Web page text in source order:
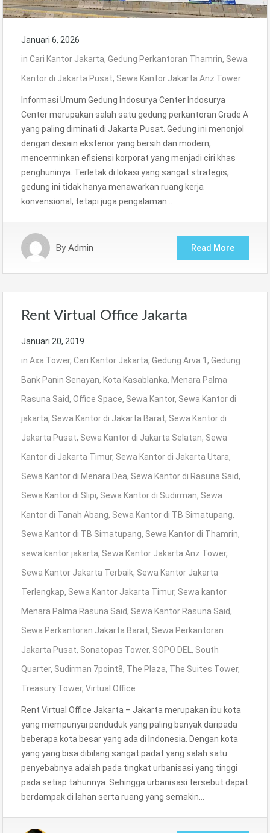
Januari 6, 2026
in Cari Kantor Jakarta, Gedung Perkantoran Thamrin, Sewa
Kantor di Jakarta Pusat, Sewa Kantor Jakarta Anz Tower
Informasi Umum Gedung Indosurya Center Indosurya
Center merupakan salah satu gedung perkantoran Grade A
yang paling diminati di Jakarta Pusat. Gedung ini menonjol
dengan desain eksterior yang bersih dan modern,
mencerminkan efisiensi korporat yang menjadi ciri khas
penghuninya. Terletak di lokasi yang sangat strategis,
gedung ini tidak hanya menawarkan ruang kerja
konvensional, tetapi juga pengalaman…
By Admin Read More
Rent Virtual Office Jakarta
Januari 20, 2019
in Axa Tower, Cari Kantor Jakarta, Gedung Arva 1 , Gedung
Bank Panin Senayan, Kota Kasablanka, Menara Palma
Rasuna Said, Office Space, Sewa Kantor, Sewa Kantor di
jakarta, Sewa Kantor di Jakarta Barat, Sewa Kantor di
Jakarta Pusat, Sewa Kantor di Jakarta Selatan, Sewa
Kantor di Jakarta Timur, Sewa Kantor di Jakarta Utara,
Sewa Kantor di Menara Dea, Sewa Kantor di Rasuna Said,
Sewa Kantor di Slipi, Sewa Kantor di Sudirman, Sewa
Kantor di Tanah Abang, Sewa Kantor di TB Simatupang,
Sewa Kantor di TB Simatupang, Sewa Kantor di Thamrin,
sewa kantor jakarta, Sewa Kantor Jakarta Anz Tower,
Sewa Kantor Jakarta Terbaik, Sewa Kantor Jakarta
Terlengkap, Sewa Kantor Jakarta Timur, Sewa kantor
Menara Palma Rasuna Said, Sewa Kantor Rasuna Said,
Sewa Perkantoran Jakarta Barat, Sewa Perkantoran
Jakarta Pusat, Sonatopas Tower, SOPO DEL , South
Quarter, Sudirman 7point8, The Plaza, The Suites Tower,
Treasury Tower, Virtual Office
Rent Virtual Office Jakarta – Jakarta merupakan ibu kota
yang mempunyai penduduk yang paling banyak daripada
beberapa kota besar yang ada di Indonesia. Dengan kota
yang yang bisa dibilang sangat padat yang salah satu
penyebabnya adalah pada tingkat urbanisasi yang tinggi
pada setiap tahunnya. Sehingga urbanisasi tersebut dapat
berdampak di lahan serta ruang yang semakin…